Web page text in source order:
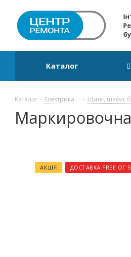
Каталог
Каталог - Електрика - Щити, шафи,
АКЦІЯ ДОСТАВКА FREE ОТ